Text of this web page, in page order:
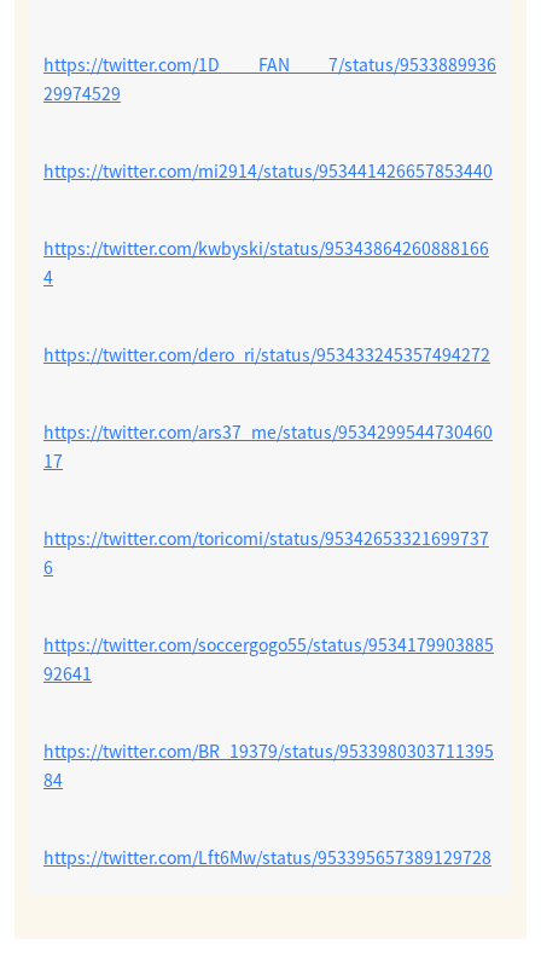
https://twitter.com/1D____FAN____7/status/9533889936
29974529
https://twitter.com/mi2914/status/953441426657853440
https://twitter.com/kwbyski/status/95343864260888166
4
https://twitter.com/dero_ri/status/953433245357494272
https://twitter.com/ars37_me/status/9534299544730460
17
https://twitter.com/toricomi/status/95342653321699737
6
https://twitter.com/soccergogo55/status/9534179903885
92641
https://twitter.com/BR_19379/status/9533980303711395
84
https://twitter.com/Lft6Mw/status/953395657389129728